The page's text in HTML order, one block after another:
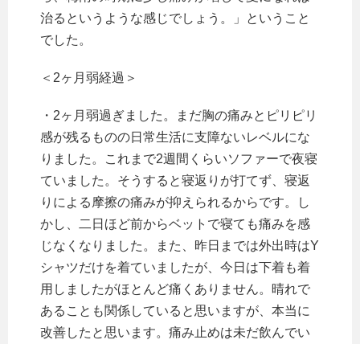
治るというような感じでしょう。」ということ
でした。
＜2ヶ月弱経過＞
・2ヶ月弱過ぎました。まだ胸の痛みとピリピリ
感が残るものの日常生活に支障ないレベルにな
りました。これまで2週間くらいソファーで夜寝
ていました。そうすると寝返りが打てず、寝返
りによる摩擦の痛みが抑えられるからです。し
かし、二日ほど前からベットで寝ても痛みを感
じなくなりました。また、昨日までは外出時はY
シャツだけを着ていましたが、今日は下着も着
用しましたがほとんど痛くありません。晴れで
あることも関係していると思いますが、本当に
改善したと思います。痛み止めは未だ飲んでい